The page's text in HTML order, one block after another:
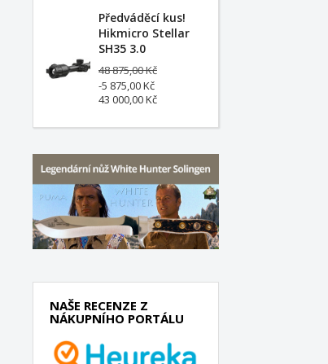
Předváděcí kus!
Hikmicro Stellar
SH35 3.0
48 875,00 Kč
-5 875,00 Kč
43 000,00 Kč
NAŠE RECENZE Z
NÁKUPNÍHO PORTÁLU